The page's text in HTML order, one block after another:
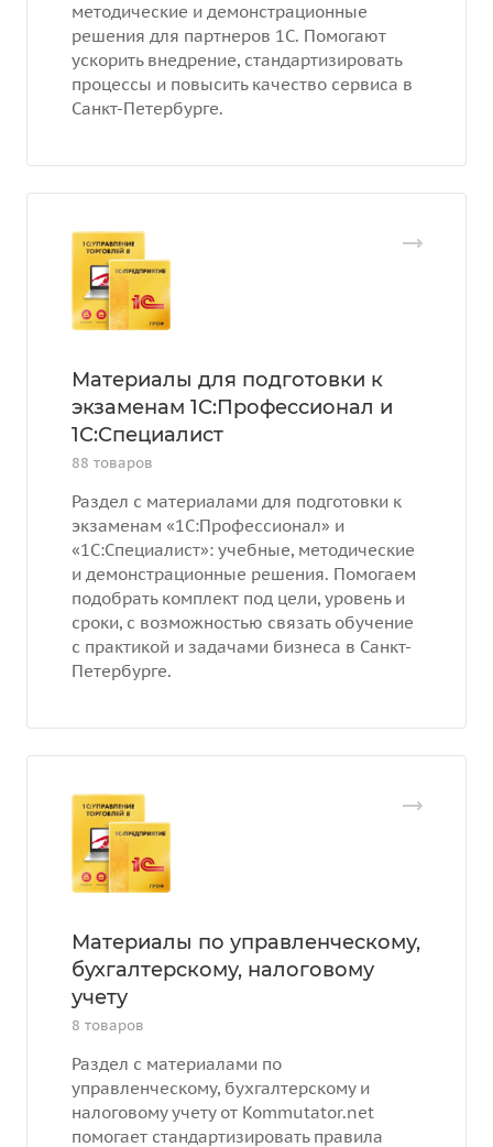
методические и демонстрационные
решения для партнеров 1С. Помогают
ускорить внедрение, стандартизировать
процессы и повысить качество сервиса в
Санкт-Петербурге.
Материалы для подготовки к
экзаменам 1С:Профессионал и
1С:Специалист
88 товаров
Раздел с материалами для подготовки к
экзаменам «1С:Профессионал» и
«1С:Специалист»: учебные, методические
и демонстрационные решения. Помогаем
подобрать комплект под цели, уровень и
сроки, с возможностью связать обучение
с практикой и задачами бизнеса в Санкт-
Петербурге.
Материалы по управленческому,
бухгалтерскому, налоговому
учету
8 товаров
Раздел с материалами по
управленческому, бухгалтерскому и
налоговому учету от Kommutator.net
помогает стандартизировать правила